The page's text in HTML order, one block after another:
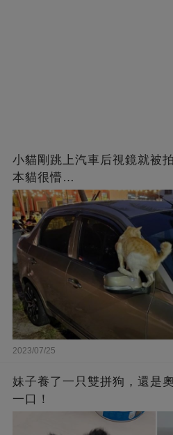
小貓剛跳上汽車后視鏡就被
本貓很懵…
2023/07/25
妹子養了一只雙拼狗，還是
一口！